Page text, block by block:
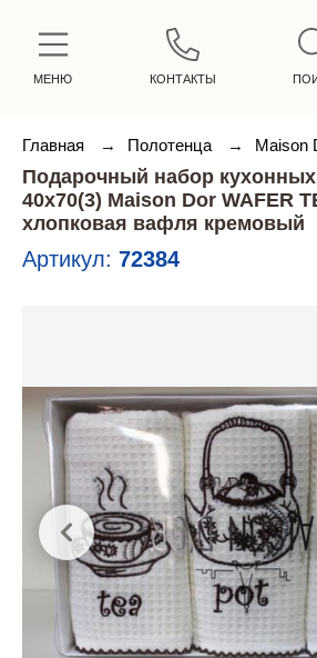
МЕНЮ КОНТАКТЫ
Главная → Полотенца → Maison
Подарочный набор
40х70(3) Maison Dor WAFER
хлопковая вафля кремовый
Артикул: 72384